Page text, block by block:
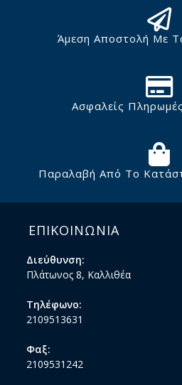
Άμεση Αποστολή Με
Ασφαλείς
Παραλαβή Από Το
ΕΠΙΚΟΙΝΩΝΙΑ
Διεύθυνση:
Πλάτωνος 8, Καλλιθέα
Τηλέφωνο:
2109513631
Φαξ:
2109531242